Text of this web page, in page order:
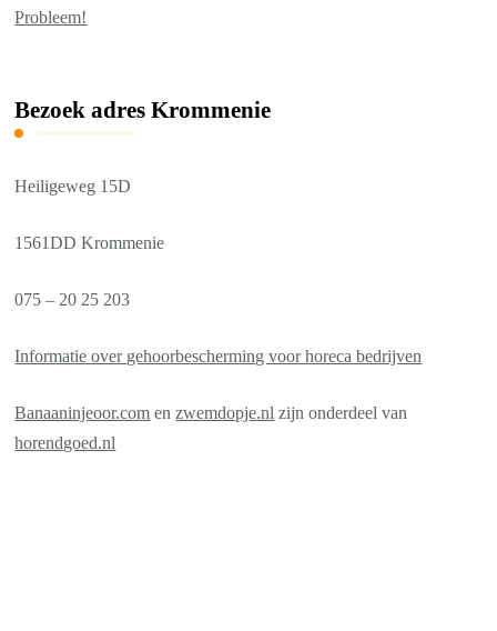
Probleem!
Bezoek adres Krommenie
Heiligeweg 15D
1561DD Krommenie
075 – 20 25 203
Informatie over gehoorbescherming voor horeca bedrijven
Banaaninjeoor.com enzwemdopje.nl zijn onderdeel van
horendgoed.nl